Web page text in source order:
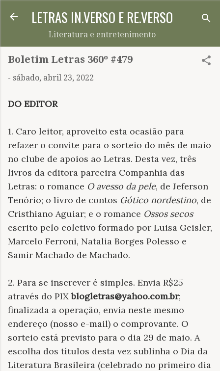
Pular para o conteúdo principal
LETRAS IN.VERSO E RE.VERSO
Literatura e entretenimento
Boletim Letras 360º #479
- sábado, abril 23, 2022
DO EDITOR
1. Caro leitor, aproveito esta ocasião para
refazer o convite para o sorteio do mês de maio
no clube de apoios ao Letras. Desta vez, três
livros da editora parceira Companhia das
Letras: o romance O avesso da pele, de Jeferson
Tenório; o livro de contos Gótico nordestino, de
Cristhiano Aguiar; e o romance Ossos secos
escrito pelo coletivo formado por Luisa Geisler,
Marcelo Ferroni, Natalia Borges Polesso e
Samir Machado de Machado.
2. Para se inscrever é simples. Envia R$25
através do PIXblogletras@yahoo.com.br;
finalizada a operação, envia neste mesmo
endereço (nosso e-mail) o comprovante. O
sorteio está previsto para o dia 29 de maio. A
escolha dos títulos desta vez sublinha o Dia da
Literatura Brasileira (celebrado no primeiro dia